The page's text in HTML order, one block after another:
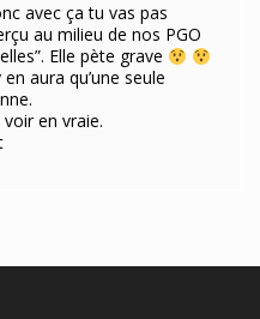
avec ça tu vas pas
au milieu de nos PGO
Elle pète grave
en aura qu’une seule
voir en vraie.